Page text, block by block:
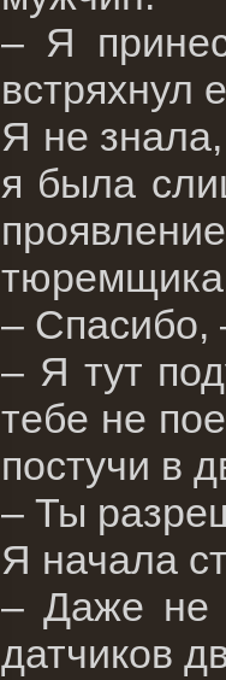
– Я
встряхнул
Я не
я была
– Спасибо,
– Я тут
тебе не
постучи в
– Ты
Я начала
– Даже не
датчиков